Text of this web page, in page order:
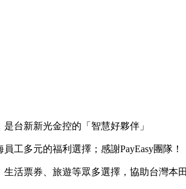
台新新光金控的「智慧好夥伴」
工多元的福利選擇；感謝PayEasy團隊！
活票券、旅遊等眾多選擇，協助台灣本